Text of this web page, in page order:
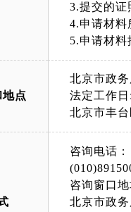
3.提交的证
4.申请材料
5.申请材
点
北京市政
法定工作
北京市丰
咨询电话：
咨询窗口
北京市政